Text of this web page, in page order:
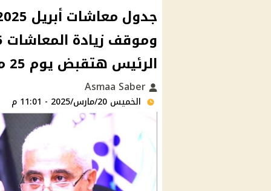
الرئيس هتقبض يوم 25 مارس أم 1 ابريل؟
الخميس 20/مارس/2025 - 11:01 م